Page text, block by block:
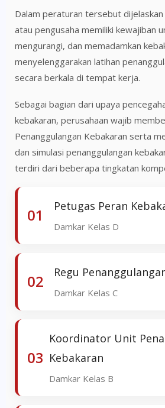
21–23 September 2026
05–07 Oktober 2026
Oktober 2026
02–04 November 2026
16–18 November 2026
Desember 2026
Dalam peraturan tersebut
atau pengusaha memiliki kewajiban
mengurangi, dan memadamkan
menyelenggarakan latihan
secara berkala di tempat kerja.
Sebagai bagian dari upaya
kebakaran, perusahaan wajib
Penanggulangan Kebakaran serta
dan simulasi penanggulangan
terdiri dari beberapa tingkatan
01 Petugas Peran
Damkar Kelas D
02 Regu
Damkar Kelas C
03
Koordinator Unit
Kebakaran
Damkar Kelas B